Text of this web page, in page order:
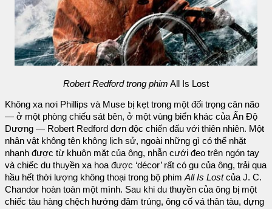
Robert Redford trong phim All Is Lost
Không xa nơi Phillips và Muse bị kẹt trong một đối trọng cân não
— ở một phòng chiếu sát bên, ở một vùng biển khác của Ấn Độ
Dương — Robert Redford đơn độc chiến đấu với thiên nhiên. Một
nhân vật không tên không lịch sử, ngoài những gì có thể nhặt
nhạnh được từ khuôn mặt của ông, nhẫn cưới đeo trên ngón tay
và chiếc du thuyền xa hoa được ‘décor’ rất có gu của ông, trải qua
hầu hết thời lượng không thoại trong bộ phimAll Is Lostcủa J. C.
Chandor hoàn toàn một mình. Sau khi du thuyền của ông bị một
chiếc tàu hàng chệch hướng đâm trúng, ông cố vá thân tàu, dựng